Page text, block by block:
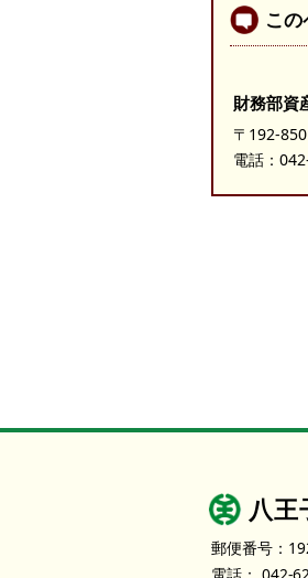
こ
財務部資
〒192-
電話：
八王
郵便番号：